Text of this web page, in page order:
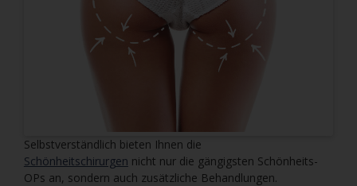
Selbstverständlich bieten Ihnen die
Schönheitschirurgen nicht nur die gängigsten Schönheits-
OPs an, sondern auch zusätzliche Behandlungen.